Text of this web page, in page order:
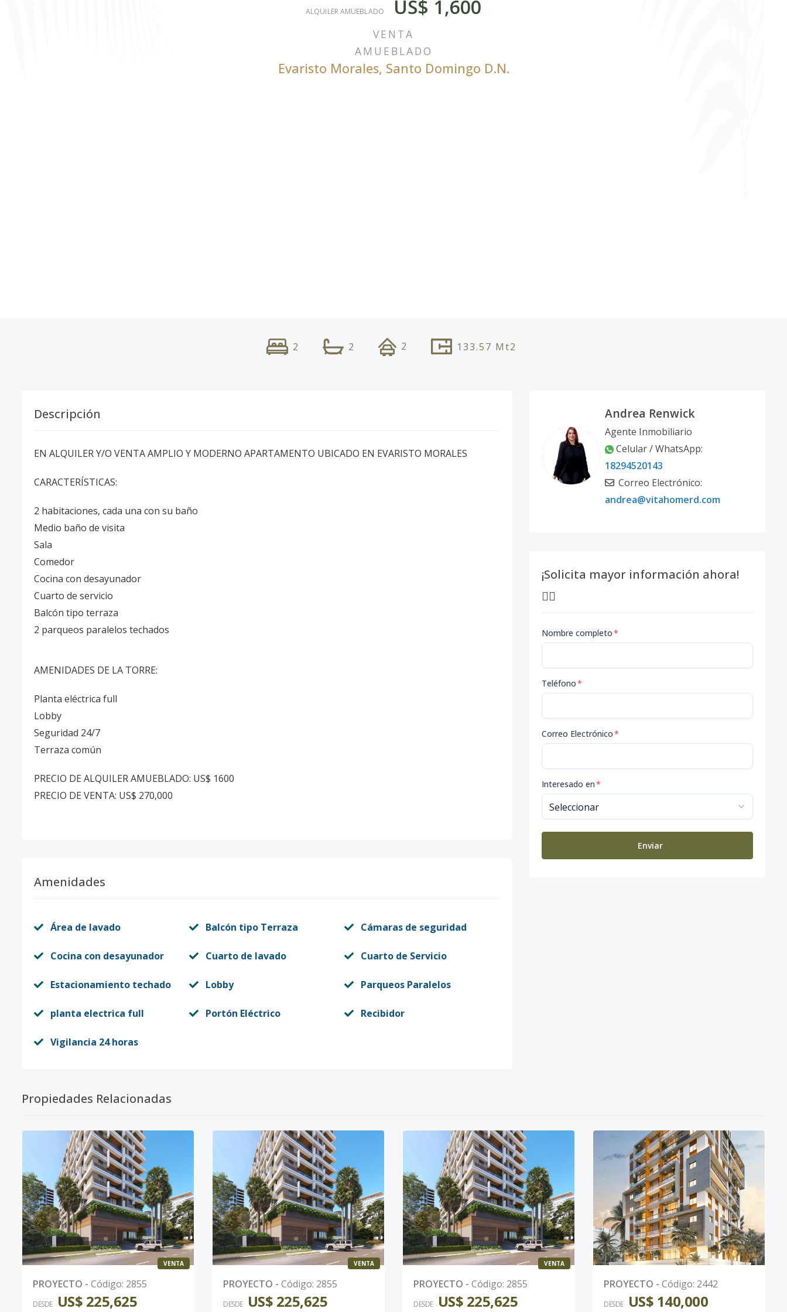
ALQUILER AMUEBLADO US$ 1,600
VENTA
AMUEBLADO
Evaristo Morales, Santo Domingo D.N.
2 2 2 133.57 Mt2
Descripción
EN ALQUILER Y/O VENTA AMPLIO Y MODERNO APARTAMENTO UBICADO EN EVARISTO MORALES
CARACTERÍSTICAS:
2 habitaciones, cada una con su baño
Medio baño de visita
Sala
Comedor
Cocina con desayunador
Cuarto de servicio
Balcón tipo terraza
2 parqueos paralelos techados
AMENIDADES DE LA TORRE:
Planta eléctrica full
Lobby
Seguridad 24/7
Terraza común
PRECIO DE ALQUILER AMUEBLADO: US$ 1600
PRECIO DE VENTA: US$ 270,000
Amenidades
Área de lavado Balcón tipo Terraza Cámaras de seguridad
Cocina con desayunador Cuarto de lavado Cuarto de Servicio
Estacionamiento techado Lobby Parqueos Paralelos
planta electrica full Portón Eléctrico Recibidor
Vigilancia 24 horas
Andrea Renwick
Agente Inmobiliario
Celular / WhatsApp:
18294520143
Correo Electrónico:
andrea@vitahomerd.com
¡Solicita mayor información ahora!
👇🏽
Nombre completo*
Teléfono*
Correo Electrónico*
Interesado en*
Enviar
Propiedades Relacionadas
VENTA
PROYECTO - Código: 2855
DESDE
US$ 225,625
VENTA
PROYECTO - Código: 2855
DESDE
US$ 225,625
VENTA
PROYECTO - Código: 2855
DESDE
US$ 225,625
PROYECTO - Código: 2442
DESDE
US$ 140,000